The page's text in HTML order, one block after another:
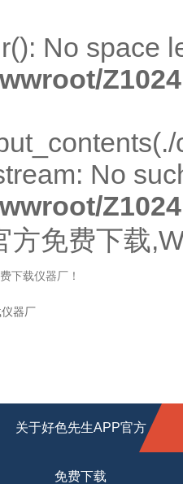
No space
No
方免费下载
下载仪器厂！
关于好色先生APP官方
免费下载